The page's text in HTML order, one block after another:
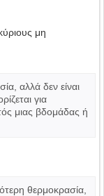
μη
αλλά δεν είναι
για
μιας βδομάδας ή
θερμοκρασία,